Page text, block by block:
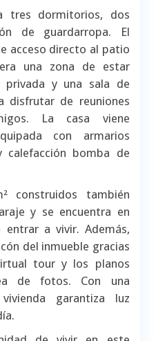
tres dormitorios, dos
de guardarropa. El
acceso directo al patio
una zona de estar
privada y una sala de
disfrutar de reuniones
La casa viene
con armarios
bomba de
construidos también
y se encuentra en
a vivir. Además,
del inmueble gracias
tour y los planos
de fotos. Con una
garantiza luz